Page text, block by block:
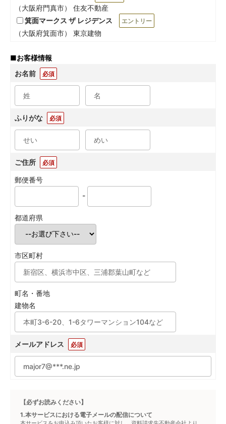
（大阪府門真市） 住友不動産
箕面マークス ザ レジデンス
エントリー
（大阪府箕面市） 東京建物
■お客様情報
お名前
必須
ふりがな 必須
ご住所 必須
郵便番号
-
都道府県
市区町村
町名・番地
建物名
メールアドレス 必須
【必ずお読みください】
1.本サービスにおける電子メールの配信について